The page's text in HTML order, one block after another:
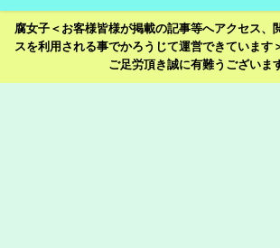
腐女子＜お客様皆様が掲載の記事等へアクセス、
スを利用される事でかろうじて運営できています
ご足労頂き誠に有難うございま